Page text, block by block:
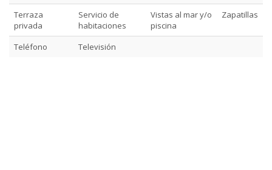
Terraza
privada
Servicio de
habitaciones
Vistas al mar y/o
piscina
Zapatillas
Teléfono Televisión